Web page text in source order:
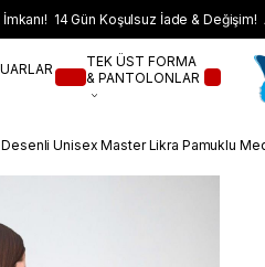
14 Gün Koşulsuz İade & Değişim!
TEK ÜST FORMA
& PANTOLONLAR
Unisex Master Likra Pamuklu